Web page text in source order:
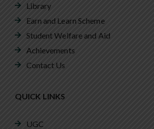
Library
Earn and Learn Scheme
Student Welfare and Aid
Achievements
Contact Us
QUICK LINKS
UGC